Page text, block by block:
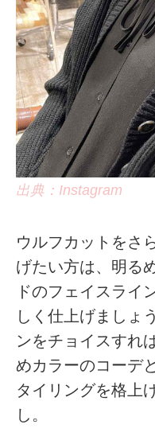
出典：Instagram
ウルフカットをさ
げたい方は、明る
ドのフェイスライ
しく仕上げましょ
ンをチョイスすれ
めカラーのコーデ
タイリングを格上
し。